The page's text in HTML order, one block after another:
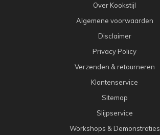
Over Kookstijl
Algemene voorwaarden
Disclaimer
Privacy Policy
Verzenden & retourneren
Klantenservice
Sitemap
Slijpservice
Workshops & Demonstraties